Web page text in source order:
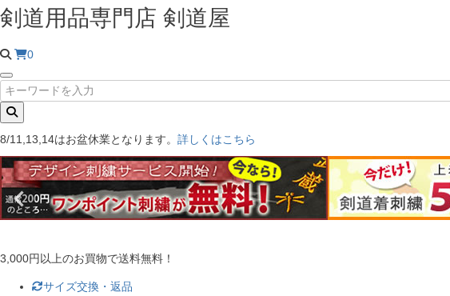
剣道用品専門店 剣道屋
0
8/11,13,14はお盆休業となります。 詳しくはこちら
3,000円以上のお買物で送料無料！
サイズ交換・返品